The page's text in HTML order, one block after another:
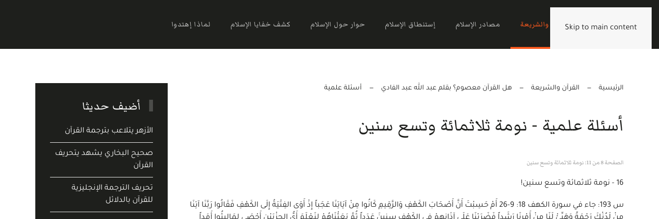
Skip to main content
الرئيسية القرآن والشريعة مصادر الإسلام إستنطاق الإسلام حوار حول الإسلام كشف خفايا الإسلام لماذا إهتدوا
الرئيسية القرآن والشريعة هل القرآن معصوم؟ بقلم عبد الله عبد الفادي أسئلة علمية
أسئلة علمية - نومة ثلاثمائة وتسع سنين
الصفحة 8 من 11: نومة ثلاثمائة وتسع سنين
16 - نومة ثلاثمائة وتسع سنين!
س 193: جاء في سورة الكهف 18: 9-26 أَمْ حَسِبْتَ أَنَّ أَصْحَابَ الكَهْفِ وَالرَّقِيمِ كَانُوا مِنْ آيَاتِنَا عَجَباً إِذْ أَوَى الفِتْيَةُ إِلَى الكَهْفِ فَقَالُوا رَبَّنَا آتِنَا
أضيف حديثا
الأزهر يتلاعب بترجمة القرآن
صحيح البخاري يشهد يتحريف
القرآن
تحريف الترجمة الإنجليزية
للقرآن بالدلائل